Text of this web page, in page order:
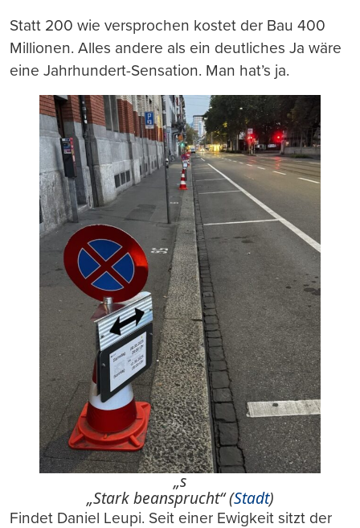
Statt 200 wie versprochen kostet der Bau 400
Millionen. Alles andere als ein deutliches Ja wäre
eine Jahrhundert-Sensation. Man hat’s ja.
„s
„Stark beansprucht“ (Stadt)
Findet Daniel Leupi. Seit einer Ewigkeit sitzt der